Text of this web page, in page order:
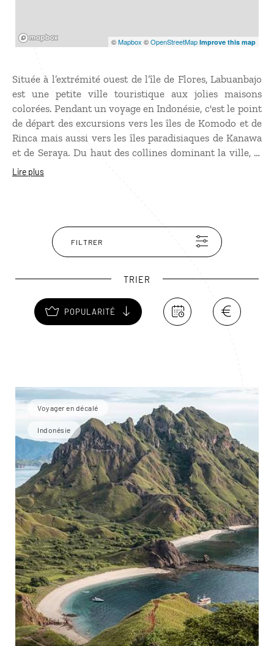
©Mapbox ©OpenStreetMap Improve this map
Située à l’extrémité ouest de l’île de Flores, Labuanbajo
est une petite ville touristique aux jolies maisons
colorées. Pendant un voyage en Indonésie, c'est le point
de départ des excursions vers les îles de Komodo et de
Rinca mais aussi vers les îles paradisiaques de Kanawa
et de Seraya. Du haut des collines dominant la ville, la
vue sur la baie au lagon turquoise, parsemée d’îles et
des regards, pour le farniente.
Lire plus
FILTRER
TRIER
POPULARITÉ
Voyager en décalé
Indonésie